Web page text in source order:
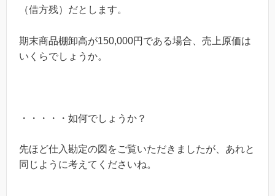
（借方残）だとします。
期末商品棚卸高が150,000円である場合、売上原価は
いくらでしょうか。
・・・・・如何でしょうか？
先ほど仕入勘定の図をご覧いただきましたが、あれと
同じように考えてくださいね。